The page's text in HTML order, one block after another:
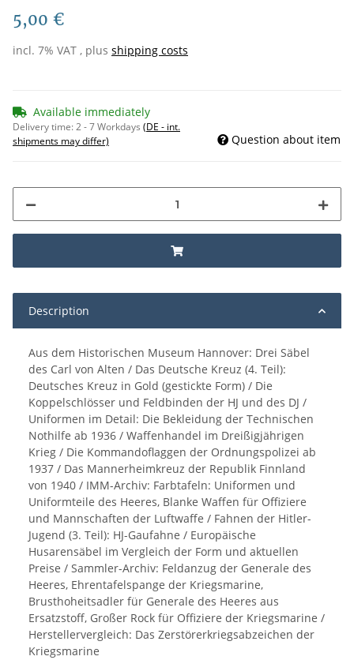
5,00 €
incl. 7% VAT , plus shipping costs
Available immediately
Delivery time:2 - 7 Workdays (DE - int.
shipments may differ)
Question about item
Description
Aus dem Historischen Museum Hannover: Drei Säbel
des Carl von Alten / Das Deutsche Kreuz (4. Teil):
Deutsches Kreuz in Gold (gestickte Form) / Die
Koppelschlösser und Feldbinden der HJ und des DJ /
Uniformen im Detail: Die Bekleidung der Technischen
Nothilfe ab 1936 / Waffenhandel im Dreißigjährigen
Krieg / Die Kommandoflaggen der Ordnungspolizei ab
1937 / Das Mannerheimkreuz der Republik Finnland
von 1940 / IMM-Archiv: Farbtafeln: Uniformen und
Uniformteile des Heeres, Blanke Waffen für Offiziere
und Mannschaften der Luftwaffe / Fahnen der Hitler-
Jugend (3. Teil): HJ-Gaufahne / Europäische
Husarensäbel im Vergleich der Form und aktuellen
Preise / Sammler-Archiv: Feldanzug der Generale des
Heeres, Ehrentafelspange der Kriegsmarine,
Brusthoheitsadler für Generale des Heeres aus
Ersatzstoff, Großer Rock für Offiziere der Kriegsmarine /
Herstellervergleich: Das Zerstörerkriegsabzeichen der
Kriegsmarine